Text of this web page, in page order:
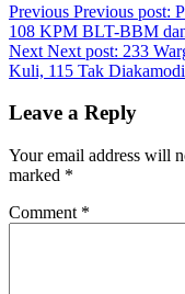
Previous Previous post:
108 KPM BLT-BBM
Next Next post: 233
Kuli, 115 Tak
Leave a Reply
Your email address will
marked *
Comment *